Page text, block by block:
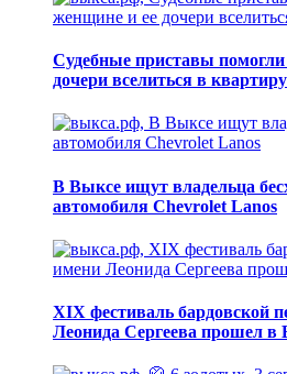
Судебные приставы
дочери вселиться в квартиру
В Выксе ищут владельца
автомобиля Chevrolet Lanos
XIX фестиваль бардовской
Леонида Сергеева прошел в